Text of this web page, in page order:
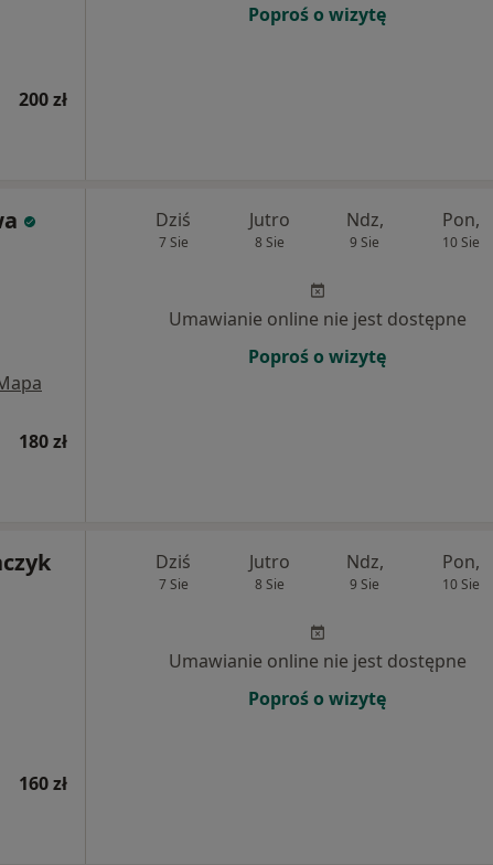
200 zł
Poproś o wizytę
180 zł
Dziś
7 Sie
Jutro
8 Sie
Ndz,
9 Sie
Pon,
10 Sie
Umawianie online nie jest dostępne
Poproś o wizytę
160 zł
Dziś
7 Sie
Jutro
8 Sie
Ndz,
9 Sie
Pon,
10 Sie
Umawianie online nie jest dostępne
Poproś o wizytę